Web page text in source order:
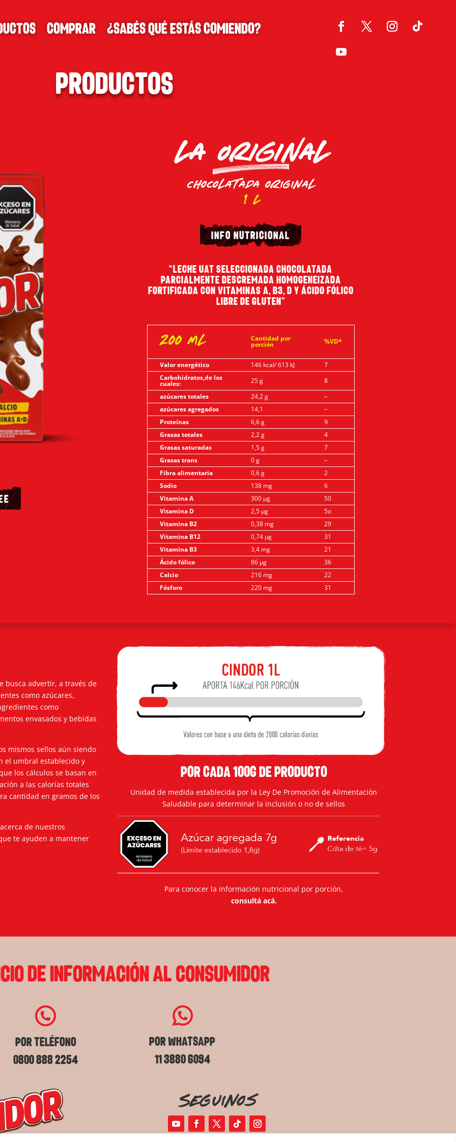
Comprar ¿SABÉS QUÉ ESTÁS COMIENDO?
PRODUCTOS
LA ORIGINAL
Chocolatada original
1 L
INFO NUTRICIONAL
“LECHE UAT SELECCIONADA CHOCOLATADA
PARCIALMENTE DESCREMADA HOMOGENEIZADA
FORTIFICADA CON VITAMINAS A, B3, D Y ÁCIDO FÓLICO
LIBRE DE GLUTEN”
200 ml Cantidad por
porción %VD*
Valor energético 146 kcal/ 613 kJ
7
Carbohidratos,de los
cuales: 25 g
8
azúcares totales
24,2 g
–
azúcares agregados
14,1
–
Proteínas
6,6 g
9
Grasas totales
2,2 g
4
Grasas saturadas
1,5 g
7
Grasas trans
0 g
–
Fibra alimentaria
0,6 g
2
Sodio
138 mg
6
Vitamina A
300 µg
50
Vitamina D
2,5 µg
5o
Vitamina B2
0,38 mg
29
Vitamina B12
0,74 µg
31
Vitamina B3
3,4 mg
21
Ácido fólico
86 µg
36
Calcio
216 mg
22
Fósforo
220 mg 31
busca advertir, a través de
como azúcares,
como
envasados y bebidas
mismos sellos aún siendo
el umbral establecido y
los cálculos se basan en
a las calorías totales
cantidad en gramos de los
de nuestros
te ayuden a mantener
Por cada 100g de producto
Unidad de medida establecida por la Ley De Promoción de Alimentación
Saludable para determinar la inclusión o no de sellos
Para conocer la información nutricional por porción,
consultá acá.
DE INFORMACIÓN AL CONSUMIDOR
POR TELÉFONO
0800 888 2254
Por whatsapp
11 3880 6094
Seguinos